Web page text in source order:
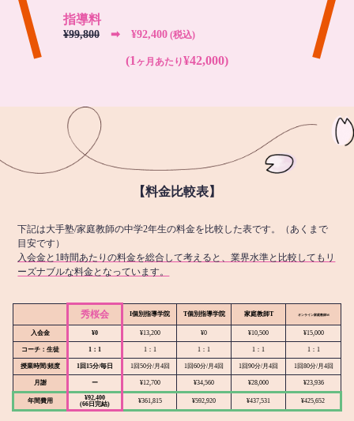
指導料
¥99,800 ➡︎ ¥92,400 (税込)
(1 ヶ月あたり¥42,000)
【料金比較表】
下記は大手塾/家庭教師の中学2年生の料金を比較した表です。（あくまで
目安です）
入会金と1時間あたりの料金を総合して考えると、業界水準と比較してもリ
ーズナブルな料金となっています。
秀桜会 I個別指導学院 T個別指導学院 家庭教師T オンライン家庭教師M
入会金 ¥0 ¥13,200 ¥0 ¥10,500 ¥15,000
コーチ：生徒 1：1 1：1 1：1 1：1 1：1
授業時間/頻度 1回15分/毎日 1回50分/月4回 1回60分/月4回 1回90分/月4回 1回80分/月4回
月謝 ー ¥12,700 ¥34,560 ¥28,000 ¥23,936
年間費用
¥92,400
(66日完結)
¥361,815 ¥592,920 ¥437,531 ¥425,652